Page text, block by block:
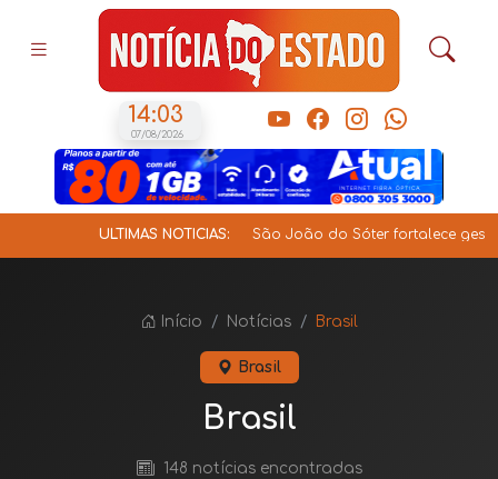
14:03
07/08/2026
ÚLTIMAS NOTÍCIAS: São João do Sóter fortalece gestão
Início Notícias Brasil
Brasil
Brasil
148 notícias encontradas